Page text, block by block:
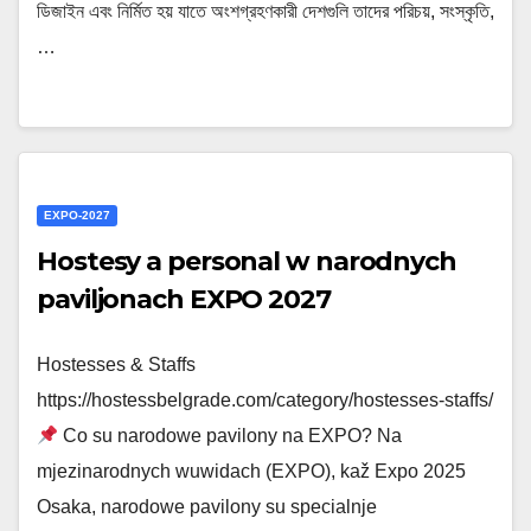
ডিজাইন এবং নির্মিত হয় যাতে অংশগ্রহণকারী দেশগুলি তাদের পরিচয়, সংস্কৃতি,
…
EXPO-2027
Hostesy a personal w narodnych
paviljonach EXPO 2027
Hostesses & Staffs
https://hostessbelgrade.com/category/hostesses-staffs/
Co su narodowe pavilony na EXPO? Na
mjezinarodnych wuwidach (EXPO), kaž Expo 2025
Osaka, narodowe pavilony su specialnje